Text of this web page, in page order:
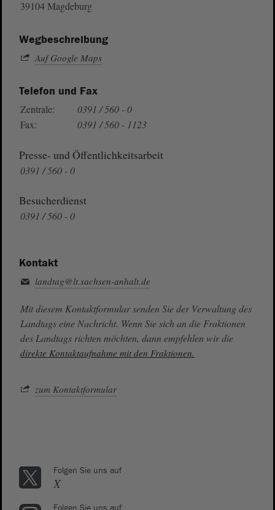
39104 Magdeburg
Wegbeschreibung
Auf Google Maps
Telefon und Fax
Zentrale:
0391 / 560 - 0
Fax:
0391 / 560 - 1123
Presse- und Öffentlichkeitsarbeit
0391 / 560 - 0
Besucherdienst
0391 / 560 - 0
Kontakt
landtag@lt.sachsen-anhalt.de
Mit diesem Kontaktformular senden Sie der Verwaltung des
Landtags eine Nachricht. Wenn Sie sich an die Fraktionen
des Landtags richten möchten, dann empfehlen wir die
direkte Kontaktaufnahme mit den Fraktionen.
zum Kontaktformular
Folgen Sie uns auf
X